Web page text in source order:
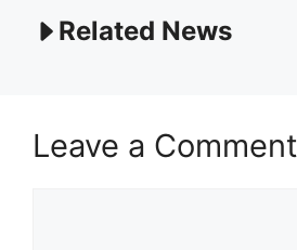
Related News
Leave a Comment